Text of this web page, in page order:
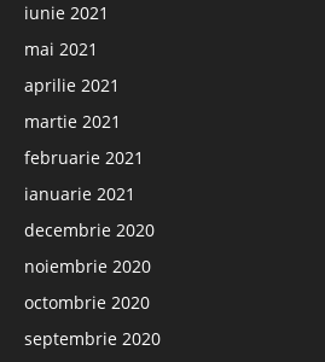
iunie 2021
mai 2021
aprilie 2021
martie 2021
februarie 2021
ianuarie 2021
decembrie 2020
noiembrie 2020
octombrie 2020
septembrie 2020